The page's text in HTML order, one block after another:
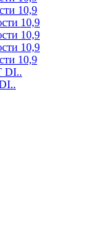
10,9
10,9
10,9
10,9
10,9